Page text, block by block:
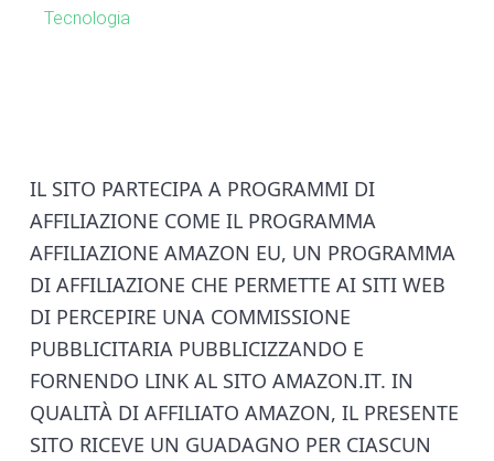
Tecnologia
IL SITO PARTECIPA A PROGRAMMI DI
AFFILIAZIONE COME IL PROGRAMMA
AFFILIAZIONE AMAZON EU, UN PROGRAMMA
DI AFFILIAZIONE CHE PERMETTE AI SITI WEB
DI PERCEPIRE UNA COMMISSIONE
PUBBLICITARIA PUBBLICIZZANDO E
FORNENDO LINK AL SITO AMAZON.IT. IN
QUALITÀ DI AFFILIATO AMAZON, IL PRESENTE
SITO RICEVE UN GUADAGNO PER CIASCUN